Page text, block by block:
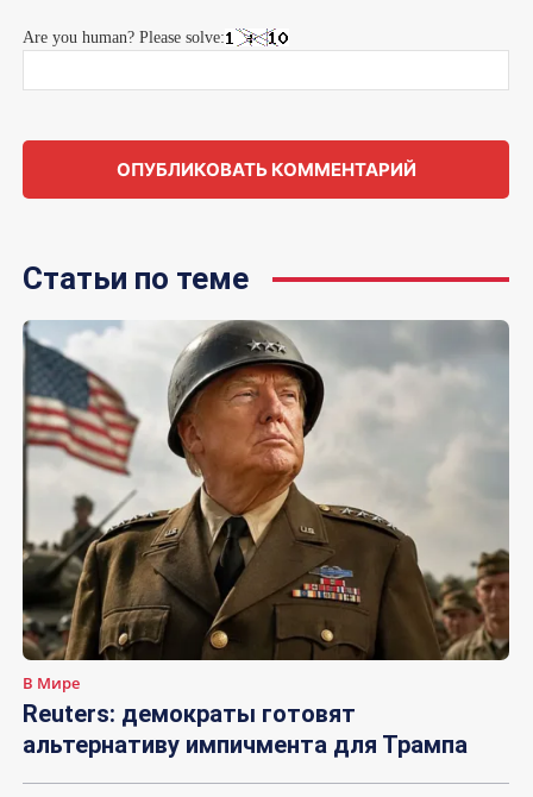
Are you human? Please solve:
Статьи по теме
В Мире
Reuters: демократы готовят
альтернативу импичмента для Трампа